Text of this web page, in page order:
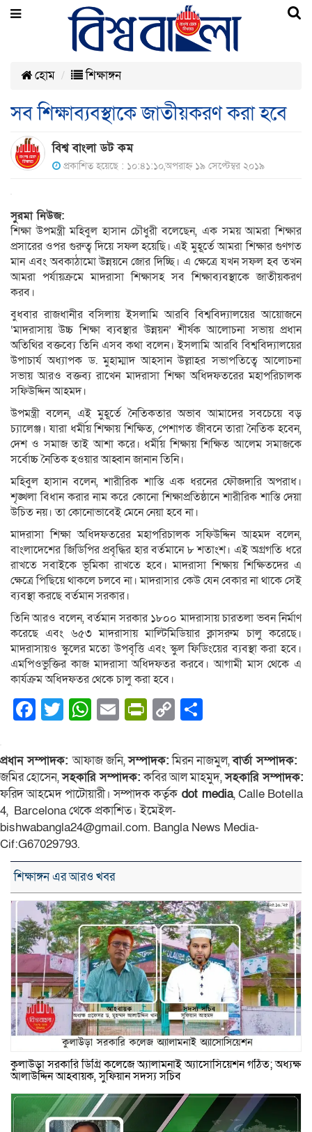
হোম শিক্ষাঙ্গন
সব শিক্ষাব্যবস্থাকে জাতীয়করণ করা হবে
বিশ্ব বাংলা ডট কম
প্রকাশিত হয়েছে : ১০:৪১:১০,অপরাহ্ন ১৯ সেপ্টেম্বর ২০১৯
সুরমা নিউজ:
শিক্ষা উপমন্ত্রী মহিবুল হাসান চৌধুরী বলেছেন, এক সময় আমরা শিক্ষার
প্রসারের ওপর গুরুত্ব দিয়ে সফল হয়েছি। এই মুহূর্তে আমরা শিক্ষার গুণগত
মান এবং অবকাঠামো উন্নয়নে জোর দিচ্ছি। এ ক্ষেত্রে যখন সফল হব তখন
আমরা পর্যায়ক্রমে মাদরাসা শিক্ষাসহ সব শিক্ষাব্যবস্থাকে জাতীয়করণ
করব।
বুধবার রাজধানীর বসিলায় ইসলামি আরবি বিশ্ববিদ্যালয়ের আয়োজনে
‘মাদরাসায় উচ্চ শিক্ষা ব্যবস্থার উন্নয়ন’ শীর্ষক আলোচনা সভায় প্রধান
অতিথির বক্তব্যে তিনি এসব কথা বলেন। ইসলামি আরবি বিশ্ববিদ্যালয়ের
উপাচার্য অধ্যাপক ড. মুহাম্মাদ আহসান উল্লাহর সভাপতিত্বে আলোচনা
সভায় আরও বক্তব্য রাখেন মাদরাসা শিক্ষা অধিদফতরের মহাপরিচালক
সফিউদ্দিন আহমদ।
উপমন্ত্রী বলেন, এই মুহূর্তে নৈতিকতার অভাব আমাদের সবচেয়ে বড়
চ্যালেঞ্জ। যারা ধর্মীয় শিক্ষায় শিক্ষিত, পেশাগত জীবনে তারা নৈতিক হবেন,
দেশ ও সমাজ তাই আশা করে। ধর্মীয় শিক্ষায় শিক্ষিত আলেম সমাজকে
সর্বোচ্চ নৈতিক হওয়ার আহ্বান জানান তিনি।
মহিবুল হাসান বলেন, শারীরিক শাস্তি এক ধরনের ফৌজদারি অপরাধ।
শৃঙ্খলা বিধান করার নাম করে কোনো শিক্ষাপ্রতিষ্ঠানে শারীরিক শাস্তি দেয়া
উচিত নয়। তা কোনোভাবেই মেনে নেয়া হবে না।
মাদরাসা শিক্ষা অধিদফতরের মহাপরিচালক সফিউদ্দিন আহমদ বলেন,
বাংলাদেশের জিডিপির প্রবৃদ্ধির হার বর্তমানে ৮ শতাংশ। এই অগ্রগতি ধরে
রাখতে সবাইকে ভূমিকা রাখতে হবে। মাদরাসা শিক্ষায় শিক্ষিতদের এ
ক্ষেত্রে পিছিয়ে থাকলে চলবে না। মাদরাসার কেউ যেন বেকার না থাকে সেই
ব্যবস্থা করছে বর্তমান সরকার।
তিনি আরও বলেন, বর্তমান সরকার ১৮০০ মাদরাসায় চারতলা ভবন নির্মাণ
করেছে এবং ৬৫৩ মাদরাসায় মাল্টিমিডিয়ার ক্লাসরুম চালু করেছে।
মাদরাসায়ও স্কুলের মতো উপবৃত্তি এবং স্কুল ফিডিংয়ের ব্যবস্থা করা হবে।
এমপিওভুক্তির কাজ মাদরাসা অধিদফতর করবে। আগামী মাস থেকে এ
কার্যক্রম অধিদফতর থেকে চালু করা হবে।
Facebook
Twitter
WhatsApp
EmailPrintFriendly
Copy
প্রধান সম্পাদক:আফাজ জনি,সম্পাদক:মিরন নাজমুল,বার্তা সম্পাদক:
জমির হোসেন,সহকারি সম্পাদক:কবির আল মাহমুদ,সহকারি সম্পাদক:
ফরিদ আহমেদ পাটোয়ারী। সম্পাদক কর্তৃক dot media, Calle Botella
4, Barcelona থেকে প্রকাশিত। ইমেইল-
bishwabangla24@gmail.com. Bangla News Media-
Cif:G67029793.
শিক্ষাঙ্গন এর আরও খবর
কুলাউড়া সরকারি ডিগ্রি কলেজে অ্যালামনাই অ্যাসোসিয়েশন গঠিত; অধ্যক্ষ
আলাউদ্দিন আহবায়ক, সুফিয়ান সদস্য সচিব